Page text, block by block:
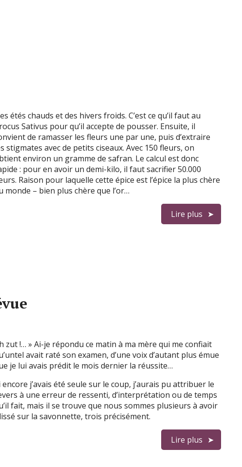
étés chauds et des hivers froids. C’est ce qu’il faut au
Sativus pour qu’il accepte de pousser. Ensuite, il
de ramasser les fleurs une par une, puis d’extraire
stigmates avec de petits ciseaux. Avec 150 fleurs, on
environ un gramme de safran. Le calcul est donc
: pour en avoir un demi-kilo, il faut sacrifier 50.000
Raison pour laquelle cette épice est l’épice la plus chère
monde – bien plus chère que l’or…
Lire plus
zut !… » Ai-je répondu ce matin à ma mère qui me confiait
avait raté son examen, d’une voix d’autant plus émue
je lui avais prédit le mois dernier la réussite…
encore j’avais été seule sur le coup, j’aurais pu attribuer le
à une erreur de ressenti, d’interprétation ou de temps
fait, mais il se trouve que nous sommes plusieurs à avoir
sur la savonnette, trois précisément.
Lire plus